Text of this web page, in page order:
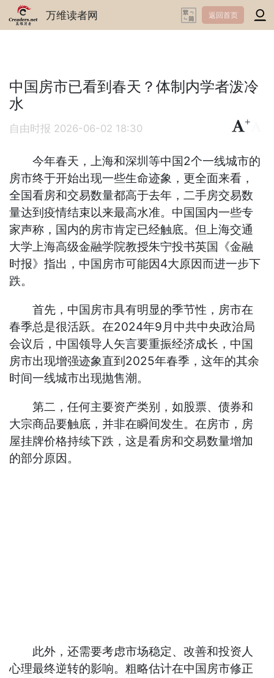
万维读者网 返回首页
中国房市已看到春天？体制内学者泼冷
水
自由时报 2026-06-02 18:30
+
今年春天，上海和深圳等中国2个一线城市的
房市终于开始出现一些生命迹象，更全面来看，
全国看房和交易数量都高于去年，二手房交易数
量达到疫情结束以来最高水准。中国国内一些专
家声称，国内的房市肯定已经触底。但上海交通
大学上海高级金融学院教授朱宁投书英国《金融
时报》指出，中国房市可能因4大原因而进一步下
跌。
首先，中国房市具有明显的季节性，房市在
春季总是很活跃。在2024年9月中共中央政治局
会议后，中国领导人矢言要重振经济成长，中国
房市出现增强迹象直到2025年春季，这年的其余
时间一线城市出现抛售潮。
第二，任何主要资产类别，如股票、债券和
大宗商品要触底，并非在瞬间发生。在房市，房
屋挂牌价格持续下跌，这是看房和交易数量增加
的部分原因。
此外，还需要考虑市场稳定、改善和投资人
心理最终逆转的影响。粗略估计在中国房市修正